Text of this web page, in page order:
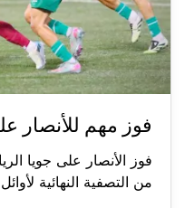
فوز مهم للأنصار
من التصفية النهائية